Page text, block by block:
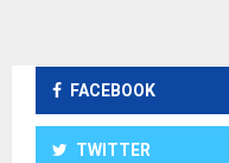
FACEBOOK
TWITTER